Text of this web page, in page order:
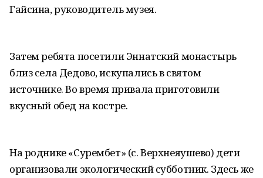
Гайсина, руководитель музея.
Затем ребята посетили Эннатский монастырь
близ села Дедово, искупались в святом
источнике. Во время привала приготовили
вкусный обед на костре.
На роднике «Сурембет» (с. Верхнеяушево) дети
организовали экологический субботник. Здесь же